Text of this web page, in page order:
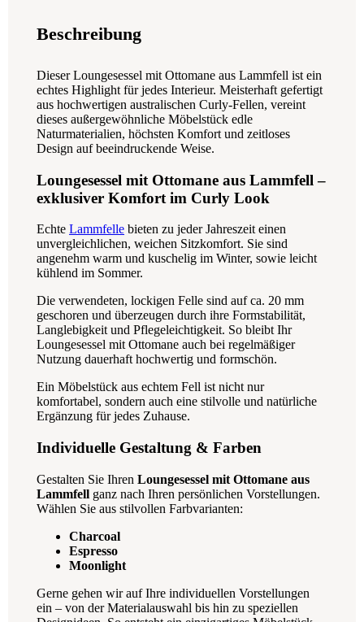
Beschreibung
Dieser Loungesessel mit Ottomane aus Lammfell ist ein
echtes Highlight für jedes Interieur. Meisterhaft gefertigt
aus hochwertigen australischen Curly-Fellen, vereint
dieses außergewöhnliche Möbelstück edle
Naturmaterialien, höchsten Komfort und zeitloses
Design auf beeindruckende Weise.
Loungesessel mit Ottomane aus Lammfell –
exklusiver Komfort im Curly Look
Echte Lammfelle bieten zu jeder Jahreszeit einen
unvergleichlichen, weichen Sitzkomfort. Sie sind
angenehm warm und kuschelig im Winter, sowie leicht
kühlend im Sommer.
Die verwendeten, lockigen Felle sind auf ca. 20 mm
geschoren und überzeugen durch ihre Formstabilität,
Langlebigkeit und Pflegeleichtigkeit. So bleibt Ihr
Loungesessel mit Ottomane auch bei regelmäßiger
Nutzung dauerhaft hochwertig und formschön.
Ein Möbelstück aus echtem Fell ist nicht nur
komfortabel, sondern auch eine stilvolle und natürliche
Ergänzung für jedes Zuhause.
Individuelle Gestaltung & Farben
Gestalten Sie Ihren Loungesessel mit Ottomane aus
Lammfell ganz nach Ihren persönlichen Vorstellungen.
Wählen Sie aus stilvollen Farbvarianten:
Charcoal
Espresso
Moonlight
Gerne gehen wir auf Ihre individuellen Vorstellungen
ein – von der Materialauswahl bis hin zu speziellen